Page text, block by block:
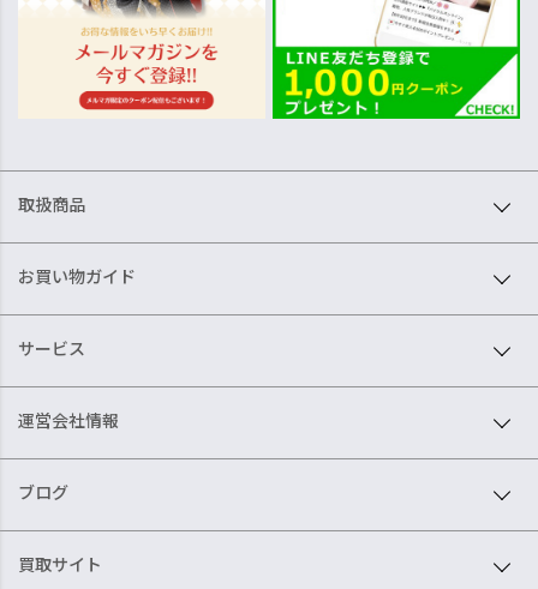
取扱商品
お買い物ガイド
サービス
運営会社情報
ブログ
買取サイト